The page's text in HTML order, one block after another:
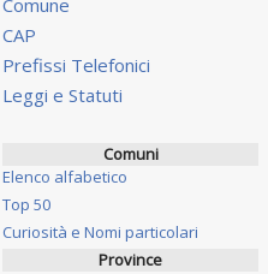
Comune
CAP
Prefissi Telefonici
Leggi e Statuti
Comuni
Elenco alfabetico
Top 50
Curiosità e Nomi particolari
Province